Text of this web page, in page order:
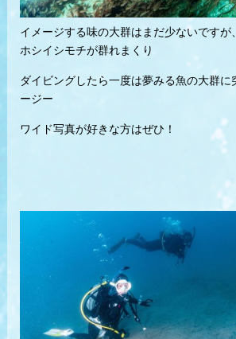
イメージする味の大群はまだ少ないですが
ホシイシモチが群れまくり
ダイビングしたら一度は夢みる魚の大群に
ージー
ワイド写真が好きな方はぜひ！